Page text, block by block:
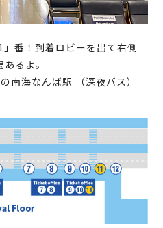
番！到着ロビーを出て右側
るよ。
南海なんば駅 （深夜バス）